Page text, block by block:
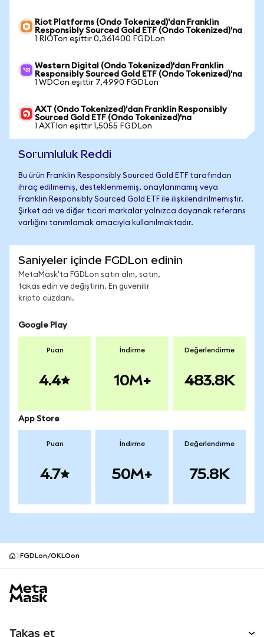
Riot Platforms (Ondo Tokenized)'dan Franklin
Responsibly Sourced Gold ETF (Ondo Tokenized)'na
1 RIOTon eşittir 0,361400 FGDLon
Western Digital (Ondo Tokenized)'dan Franklin
Responsibly Sourced Gold ETF (Ondo Tokenized)'na
1 WDCon eşittir 7,4990 FGDLon
AXT (Ondo Tokenized)'dan Franklin Responsibly
Sourced Gold ETF (Ondo Tokenized)'na
1 AXTIon eşittir 1,5055 FGDLon
Sorumluluk Reddi
Bu ürün Franklin Responsibly Sourced Gold ETF tarafından
ihraç edilmemiş, desteklenmemiş, onaylanmamış veya
Franklin Responsibly Sourced Gold ETF ile ilişkilendirilmemiştir.
Şirket adı ve diğer ticari markalar yalnızca dayanak referans
varlığını tanımlamak amacıyla kullanılmaktadır.
Saniyeler içinde FGDLon edinin
MetaMask'ta FGDLon satın alın, satın,
takas edin ve değiştirin. En güvenilir
kripto cüzdanı.
Google Play
Puan
4.4
İndirme
10M+
Değerlendirme
483.8K
App Store
Puan
4.7
İndirme
50M+
Değerlendirme
75.8K
FGDLon/OKLOon
Takas et